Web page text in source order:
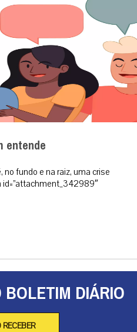
entende
fundo e na raiz, uma crise
DIÁRIO
RECEBER